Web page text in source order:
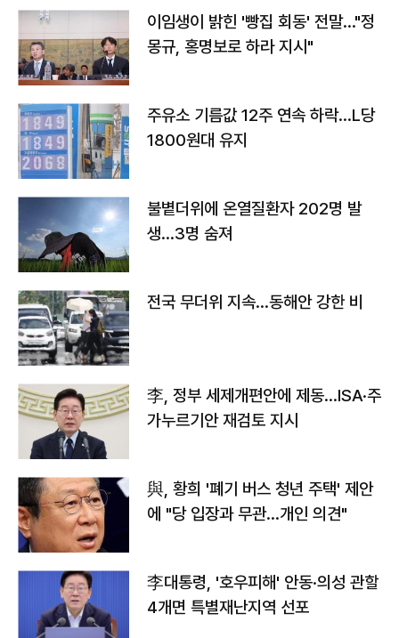
이임생이 밝힌 '빵집 회동' 전말…"정
몽규, 홍명보로 하라 지시"
주유소 기름값 12주 연속 하락…L당
1800원대 유지
불볕더위에 온열질환자 202명 발
생…3명 숨져
전국 무더위 지속…동해안 강한 비
李, 정부 세제개편안에 제동…ISA·주
가누르기안 재검토 지시
與, 황희 '폐기 버스 청년 주택' 제안
에 "당 입장과 무관…개인 의견"
李대통령, '호우피해' 안동·의성 관할
4개면 특별재난지역 선포